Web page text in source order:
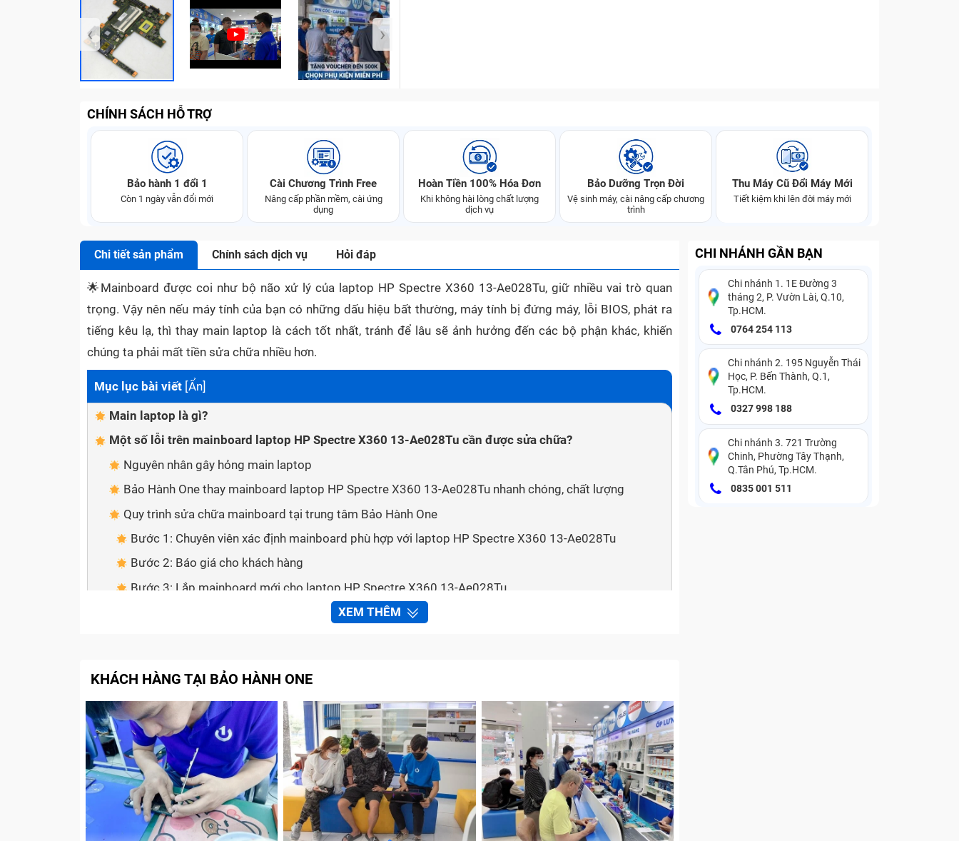
‹ ›
CHÍNH SÁCH HỖ TRỢ
Bảo hành 1 đổi 1
Còn 1 ngày vẫn đổi mới
Cài Chương Trình Free
Nâng cấp phần mềm, cài ứng
dụng
Hoàn Tiền 100% Hóa Đơn
Khi không hài lòng chất lượng
dịch vụ
Bảo Dưỡng Trọn Đời
Vệ sinh máy, cài nâng cấp chương
trình
Thu Máy Cũ Đổi Máy Mới
Tiết kiệm khi lên đời máy mới
Chi tiết sản phẩm Chính sách dịch vụ Hỏi đáp
🌟 Mainboard được coi như bộ não xử lý của laptop HP Spectre X360 13-Ae028Tu, giữ nhiều vai trò quan
trọng. Vậy nên nếu máy tính của bạn có những dấu hiệu bất thường, máy tính bị đứng máy, lỗi BIOS, phát ra
tiếng kêu lạ, thì thay main laptop là cách tốt nhất, tránh để lâu sẽ ảnh hưởng đến các bộ phận khác, khiến
chúng ta phải mất tiền sửa chữa nhiều hơn.
Mục lục bài viết [Ẩn]
Main laptop là gì?
Một số lỗi trên mainboard laptop HP Spectre X360 13-Ae028Tu cần được sửa chữa?
Nguyên nhân gây hỏng main laptop
Bảo Hành One thay mainboard laptop HP Spectre X360 13-Ae028Tu nhanh chóng, chất lượng
Quy trình sửa chữa mainboard tại trung tâm Bảo Hành One
Bước 1: Chuyên viên xác định mainboard phù hợp với laptop HP Spectre X360 13-Ae028Tu
Bước 2: Báo giá cho khách hàng
Bước 3: Lắp mainboard mới cho laptop HP Spectre X360 13-Ae028Tu
Bước 4: Dán Tem bảo hành và thanh toán
Main laptop là gì?
Main laptop(hay còn gọi là mainboardhoặcbo mạch chủ) là một bảng mạch điện tử lớn, đóng vai trò trung
tâm kết nối và điều phối hoạt động của tất cả các linh kiện bên trong laptop. Mainboard laptop là thành phần
quan trọng nhất, quyết định hiệu suất và khả năng hoạt động của máy tính.
XEM THÊM
KHÁCH HÀNG TẠI BẢO HÀNH ONE
CHI NHÁNH GẦN BẠN
Chi nhánh 1. 1E Đường 3
tháng 2, P. Vườn Lài, Q.10,
Tp.HCM.
0764 254 113
Chi nhánh 2. 195 Nguyễn Thái
Học, P. Bến Thành, Q.1,
Tp.HCM.
0327 998 188
Chi nhánh 3. 721 Trường
Chinh, Phường Tây Thạnh,
Q.Tân Phú, Tp.HCM.
0835 001 511